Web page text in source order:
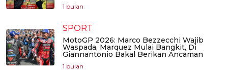
1 bulan
SPORT
MotoGP 2026: Marco Bezzecchi Wajib
Waspada, Marquez Mulai Bangkit, Di
Giannantonio Bakal Berikan Ancaman
1 bulan